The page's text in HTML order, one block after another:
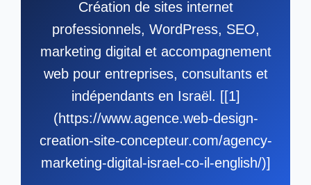
Création de sites internet
professionnels, WordPress, SEO,
marketing digital et accompagnement
web pour entreprises, consultants et
indépendants en Israël. [[1]
(https://www.agence.web-design-
creation-site-concepteur.com/agency-
marketing-digital-israel-co-il-english/)]